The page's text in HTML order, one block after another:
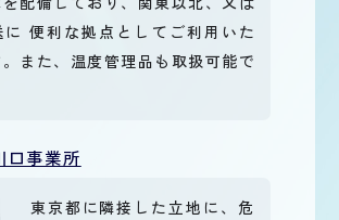
に 便利な拠点としてご利用いた
また、温度管理品も取扱可能で
口事業所
東京都に隣接した立地に、危